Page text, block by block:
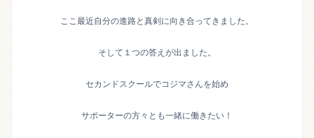
ここ最近自分の進路と真剣に向き合ってきました。
そして１つの答えが出ました。
セカンドスクールでコジマさんを始め
サポーターの方々とも一緒に働きたい！